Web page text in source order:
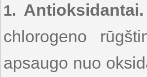
1. Antioksidantai.
chlorogeno
apsaugo nuo